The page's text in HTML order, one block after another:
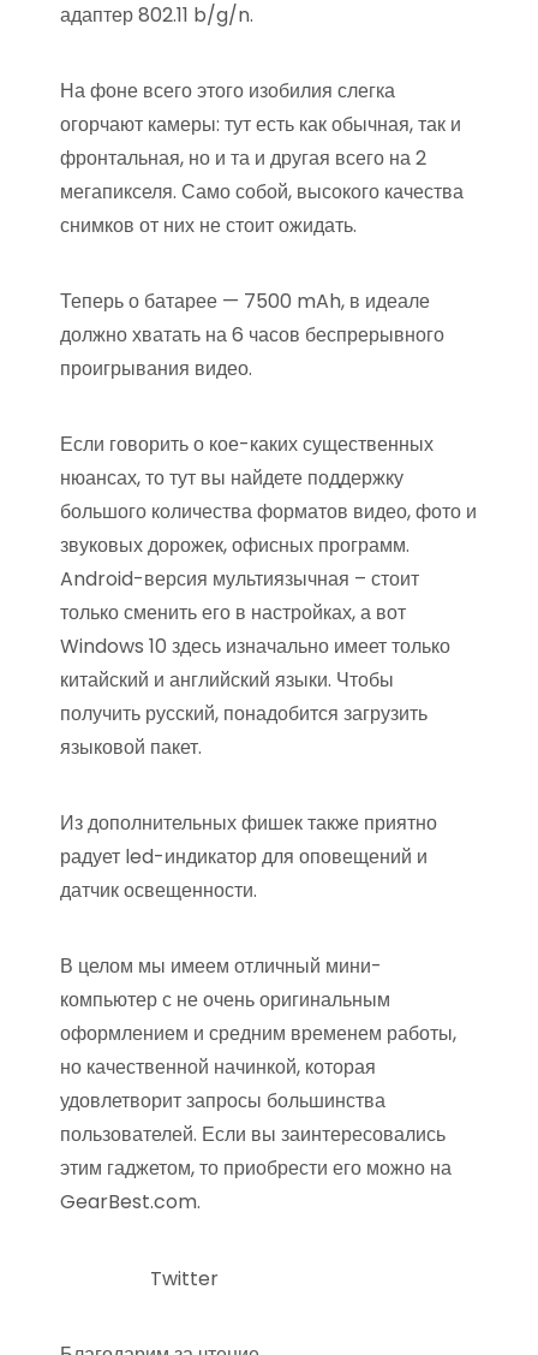
адаптер 802.11 b/g/n.
На фоне всего этого изобилия слегка
огорчают камеры: тут есть как обычная, так и
фронтальная, но и та и другая всего на 2
мегапикселя. Само собой, высокого качества
снимков от них не стоит ожидать.
Теперь о батарее — 7500 mAh, в идеале
должно хватать на 6 часов беспрерывного
проигрывания видео.
Если говорить о кое-каких существенных
нюансах, то тут вы найдете поддержку
большого количества форматов видео, фото и
звуковых дорожек, офисных программ.
Android-версия мультиязычная – стоит
только сменить его в настройках, а вот
Windows 10 здесь изначально имеет только
китайский и английский языки. Чтобы
получить русский, понадобится загрузить
языковой пакет.
Из дополнительных фишек также приятно
радует led-индикатор для оповещений и
датчик освещенности.
В целом мы имеем отличный мини-
компьютер с не очень оригинальным
оформлением и средним временем работы,
но качественной начинкой, которая
удовлетворит запросы большинства
пользователей. Если вы заинтересовались
этим гаджетом, то приобрести его можно на
GearBest.com.
Twitter